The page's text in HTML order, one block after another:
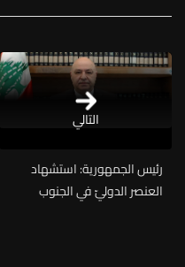
التالي
رئيس الجمهورية: استشهاد
العنصر الدوليّ في الجنوب